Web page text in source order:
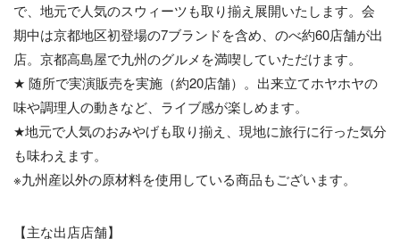
で、地元で人気のスウィーツも取り揃え展開いたします。会
期中は京都地区初登場の7ブランドを含め、のべ約60店舗が出
店。京都高島屋で九州のグルメを満喫していただけます。
★ 随所で実演販売を実施（約20店舗）。出来立てホヤホヤの
味や調理人の動きなど、ライブ感が楽しめます。
★地元で人気のおみやげも取り揃え、現地に旅行に行った気分
も味わえます。
※九州産以外の原材料を使用している商品もございます。
【主な出店店舗】